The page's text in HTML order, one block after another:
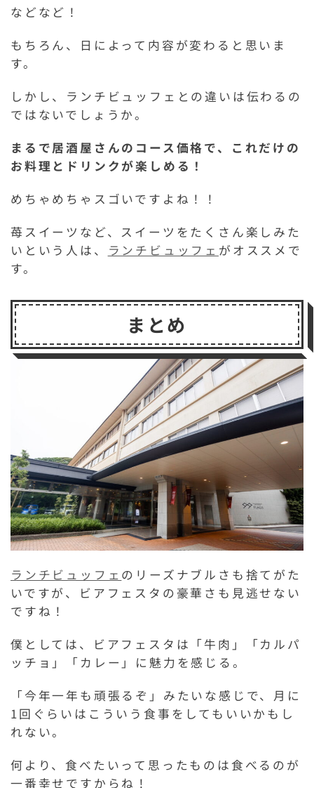
などなど！
もちろん、日によって内容が変わると思いま
す。
しかし、ランチビュッフェとの違いは伝わるの
ではないでしょうか。
まるで居酒屋さんのコース価格で、これだけの
お料理とドリンクが楽しめる！
めちゃめちゃスゴいですよね！！
苺スイーツなど、スイーツをたくさん楽しみた
いという人は、 ランチビュッフェ がオススメで
す。
まとめ
ランチビュッフェ のリーズナブルさも捨てがた
いですが、ビアフェスタの豪華さも見逃せない
ですね！
僕としては、ビアフェスタは「牛肉」「カルパ
ッチョ」「カレー」に魅力を感じる。
「今年一年も頑張るぞ」みたいな感じで、月に
1回ぐらいはこういう食事をしてもいいかもし
れない。
何より、食べたいって思ったものは食べるのが
一番幸せですからね！